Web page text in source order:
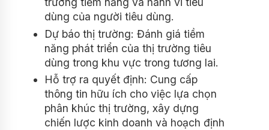
dùng của người tiêu dùng.
Dự báo thị trường: Đánh giá tiềm
năng phát triển của thị trường tiêu
dùng trong khu vực trong tương lai.
Hỗ trợ ra quyết định: Cung cấp
thông tin hữu ích cho việc lựa chọn
phân khúc thị trường, xây dựng
chiến lược kinh doanh và hoạch định